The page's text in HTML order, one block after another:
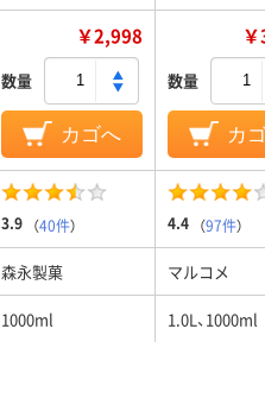
￥2,998
数量
カゴへ
数量
カ
3.9 （40件） 4.4 （97件）
森永製菓 マルコメ
1000ml 1.0L、1000ml